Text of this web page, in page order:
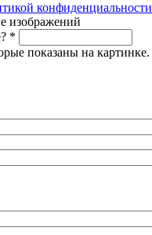
конфиденциальности
*
показаны на картинке.